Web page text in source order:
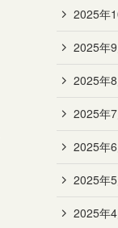
2025年
2025年9
2025年8
2025年7
2025年6
2025年5
2025年4